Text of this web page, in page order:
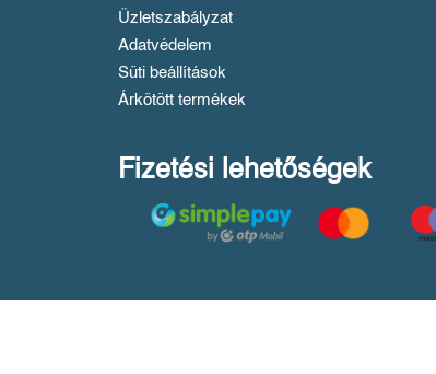
Üzletszabályzat
Adatvédelem
Süti beállítások
Árkötött termékek
Fizetési lehetőségek